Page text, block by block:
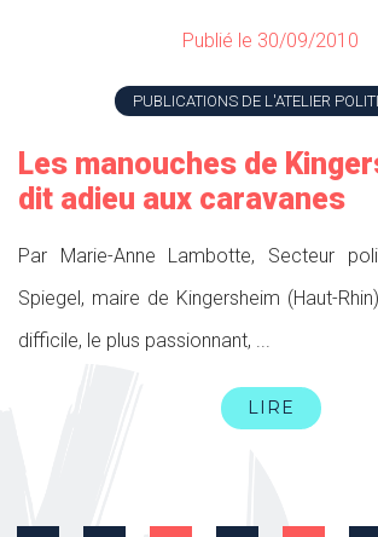
Publié le 30/09/2010
PUBLICATIONS DE L'ATELIER
Les manouches de
dit adieu aux caravanes
Par Marie-Anne Lambotte, Secteur
Spiegel, maire de Kingersheim (Haut-
difficile, le plus passionnant, ...
LIRE